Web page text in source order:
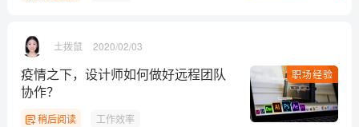
土拨鼠 2020/02/03
职场经验
疫情之下，设计师如何做好远程团队
协作？
稍后阅读 工作效率